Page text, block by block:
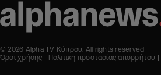
© 2026 Alpha TV Κύπρου. All rights reserved
Όροι χρήσης
Πολιτική προστασίας απορρήτου